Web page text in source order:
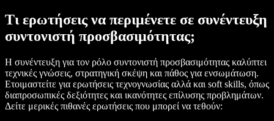
Τι ερωτήσεις να περιμένετε σε συνέντευξη
συντονιστή προσβασιμότητας;
Η συνέντευξη για τον ρόλο συντονιστή προσβασιμότητας καλύπτει
τεχνικές γνώσεις, στρατηγική σκέψη και πάθος για ενσωμάτωση.
Ετοιμαστείτε για ερωτήσεις τεχνογνωσίας αλλά και soft skills, όπως
διαπροσωπικές δεξιότητες και ικανότητες επίλυσης προβλημάτων.
Δείτε μερικές πιθανές ερωτήσεις που μπορεί να τεθούν: